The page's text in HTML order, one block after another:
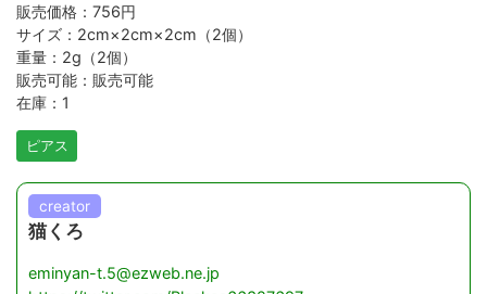
販売価格：756円
サイズ：2cm×2cm×2cm（2個）
重量：2g（2個）
販売可能：販売可能
在庫：1
ピアス
creator
猫くろ
eminyan-t.5@ezweb.ne.jp